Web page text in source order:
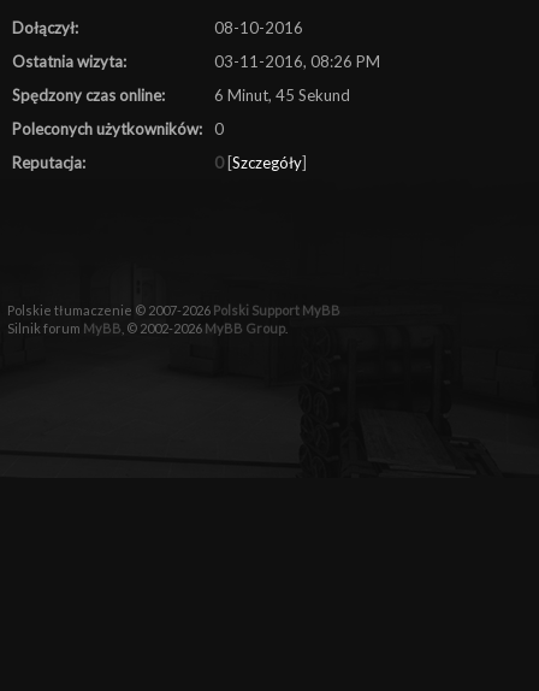
Dołączył:
08-10-2016
Ostatnia wizyta:
03-11-2016, 08:26 PM
Spędzony czas online:
6 Minut, 45 Sekund
Poleconych użytkowników:
0
Reputacja:
0 [Szczegóły]
Polskie tłumaczenie © 2007-2026 Polski Support MyBB
Silnik forum MyBB , © 2002-2026 MyBB Group